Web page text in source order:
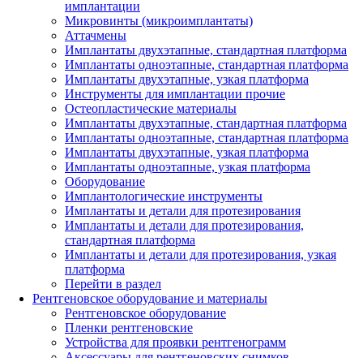
имплантации
Микровинты (микроимплантаты)
Аттачмены
Имплантаты двухэтапные, стандартная платформа
Имплантаты одноэтапные, стандартная платформа
Имплантаты двухэтапные, узкая платформа
Инструменты для имплантации прочие
Остеопластические материалы
Имплантаты двухэтапные, стандартная платформа
Имплантаты одноэтапные, стандартная платформа
Имплантаты двухэтапные, узкая платформа
Имплантаты одноэтапные, узкая платформа
Оборудование
Имплантологические инструменты
Имплантаты и детали для протезирования
Имплантаты и детали для протезирования,
стандартная платформа
Имплантаты и детали для протезирования, узкая
платформа
Перейти в раздел
Рентгеновское оборудование и материалы
Рентгеновское оборудование
Пленки рентгеновские
Устройства для проявки рентгенограмм